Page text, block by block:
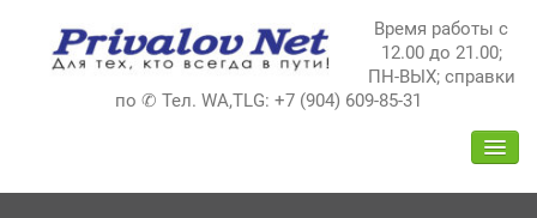
содержимому
Время работы с
12.00 до 21.00;
ПН-ВЫХ; справки
по ✆ Тел. WA,TLG: +7 (904) 609-85-31